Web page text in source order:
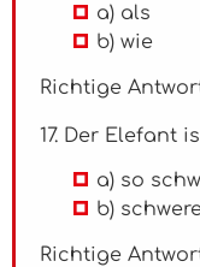
a) als
b) wie
Richtige
17. Der Elefant
a) so
b)
Richtige